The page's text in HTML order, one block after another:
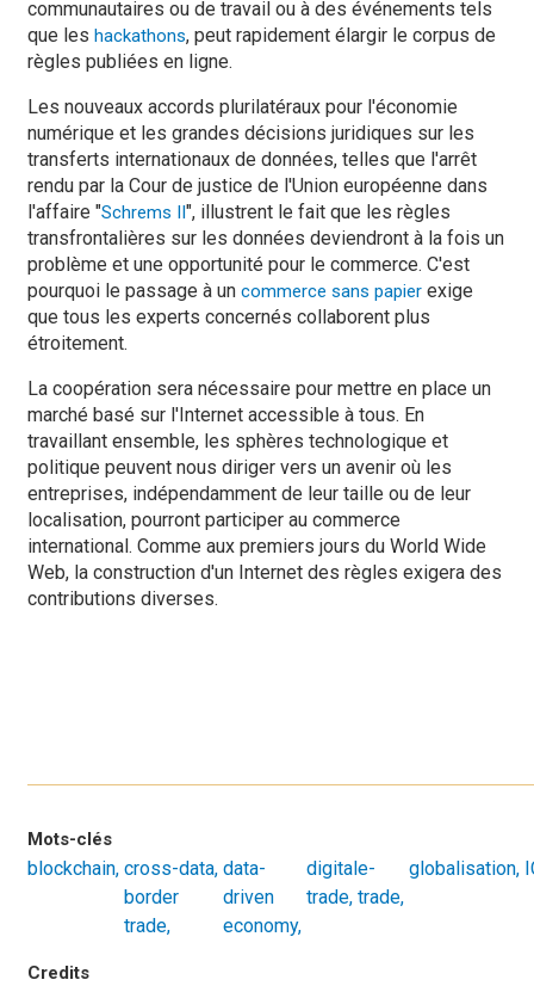
communautaires ou de travail ou à des événements tels
que les hackathons, peut rapidement élargir le corpus de
règles publiées en ligne.
Les nouveaux accords plurilatéraux pour l'économie
numérique et les grandes décisions juridiques sur les
transferts internationaux de données, telles que l'arrêt
rendu par la Cour de justice de l'Union européenne dans
l'affaire "Schrems II", illustrent le fait que les règles
transfrontalières sur les données deviendront à la fois un
problème et une opportunité pour le commerce. C'est
pourquoi le passage à un commerce sans papier exige
que tous les experts concernés collaborent plus
étroitement.
La coopération sera nécessaire pour mettre en place un
marché basé sur l'Internet accessible à tous. En
travaillant ensemble, les sphères technologique et
politique peuvent nous diriger vers un avenir où les
entreprises, indépendamment de leur taille ou de leur
localisation, pourront participer au commerce
international. Comme aux premiers jours du World Wide
Web, la construction d'un Internet des règles exigera des
contributions diverses.
Mots-clés
blockchain cross-
border
trade
data data-
driven
economy
digital
trade
e-
trade
globalisation
Credits